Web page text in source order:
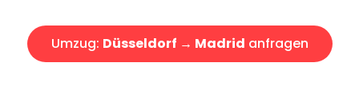
Umzug: Düsseldorf → Madrid anfragen